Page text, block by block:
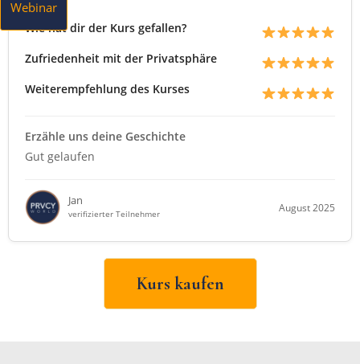
Webinar
Wie hat dir der Kurs gefallen?
Zufriedenheit mit der Privatsphäre
Weiterempfehlung des Kurses
Erzähle uns deine Geschichte
Gut gelaufen
Jan
verifizierter Teilnehmer
August 2025
Kurs kaufen